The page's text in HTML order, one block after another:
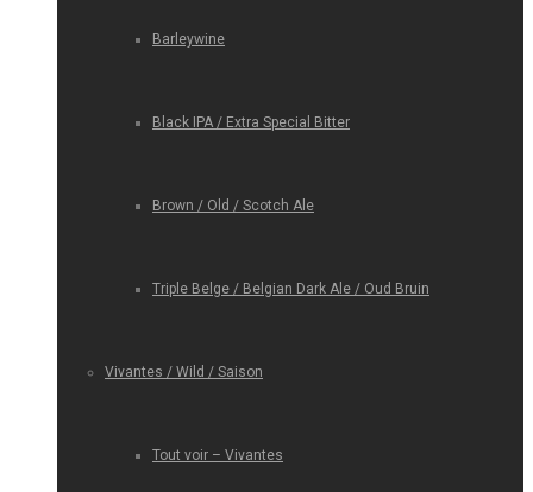
Barleywine
Black IPA / Extra Special Bitter
Brown / Old / Scotch Ale
Triple Belge / Belgian Dark Ale / Oud Bruin
Vivantes / Wild / Saison
Tout voir – Vivantes